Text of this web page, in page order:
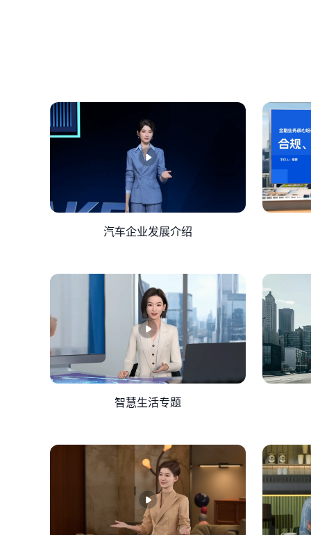
汽车企业发展介绍
智慧生活专题